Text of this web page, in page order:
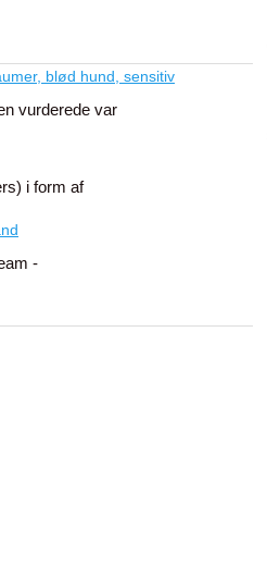
blød hund, sensitiv
vurderede var
i form af
-